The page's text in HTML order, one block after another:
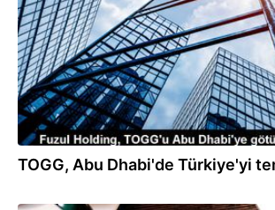
TOGG, Abu Dhabi'de Türkiye'yi